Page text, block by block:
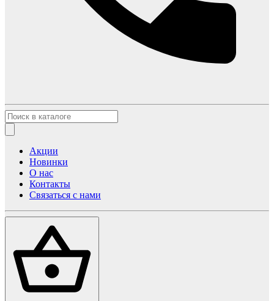
Акции
Новинки
О нас
Контакты
Связаться с нами